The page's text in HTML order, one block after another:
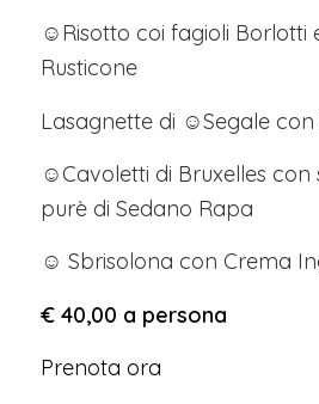
☺Risotto coi fagioli Borlotti
Rusticone
Lasagnette di ☺Segale con
☺Cavoletti di Bruxelles con
purè di Sedano Rapa
☺ Sbrisolona con Crema
€ 40,00 a persona
Prenota ora